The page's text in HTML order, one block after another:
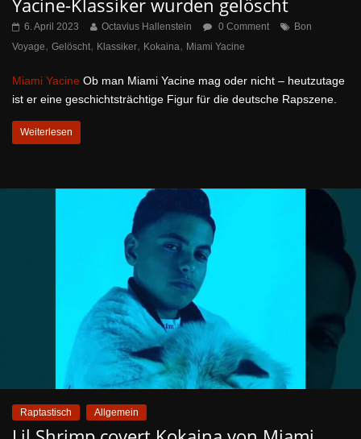
6. April 2023 Octavius Hallenstein 0 Comment
Bon
Voyage, Gelöscht, Klassiker, Kokaina, Miami Yacine
Miami Yacine Ob man Miami Yacine mag oder nicht – heutzutage
ist er eine geschichtsträchtige Figur für die deutsche Rapszene.
Weiterlesen
Raptastisch Allgemein